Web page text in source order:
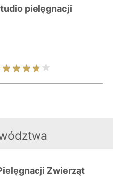
pielęgnacji
Zwierząt